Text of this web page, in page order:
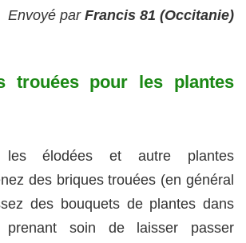
Envoyé par Francis 81 (Occitanie)
trouées pour les plantes
les élodées et autre plantes
des briques trouées (en général
des bouquets de plantes dans
soin de laisser passer